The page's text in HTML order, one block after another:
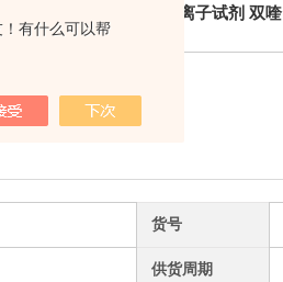
有什么可以帮
盐粉
530300铜离子试剂 双喹
啉 vario 罗威邦Lovibond
货号
供货周期